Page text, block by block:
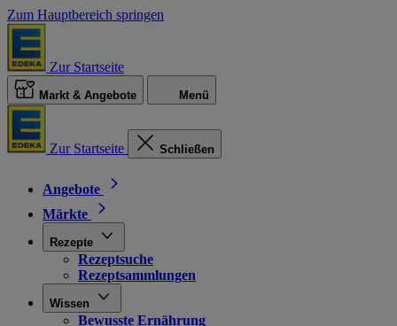
Zum Hauptbereich springen
Zur Startseite
Markt & Angebote Menü
Zur Startseite Schließen
Angebote
Märkte
Rezepte
Rezeptsuche
Rezeptsammlungen
Wissen
Bewusste Ernährung